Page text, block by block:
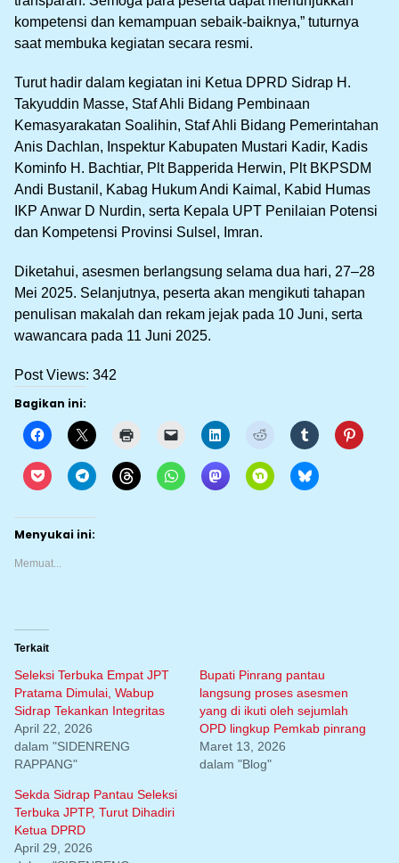
kompetensi dan kemampuan sebaik-baiknya,” tuturnya
saat membuka kegiatan secara resmi.
Turut hadir dalam kegiatan ini Ketua DPRD Sidrap H.
Takyuddin Masse, Staf Ahli Bidang Pembinaan
Kemasyarakatan Soalihin, Staf Ahli Bidang Pemerintahan
Anis Dachlan, Inspektur Kabupaten Mustari Kadir, Kadis
Kominfo H. Bachtiar, Plt Bapperida Herwin, Plt BKPSDM
Andi Bustanil, Kabag Hukum Andi Kaimal, Kabid Humas
IKP Anwar D Nurdin, serta Kepala UPT Penilaian Potensi
dan Kompetensi Provinsi Sulsel, Imran.
Diketahui, asesmen berlangsung selama dua hari, 27–28
Mei 2025. Selanjutnya, peserta akan mengikuti tahapan
penulisan makalah dan rekam jejak pada 10 Juni, serta
wawancara pada 11 Juni 2025.
Post Views: 342
Bagikan ini:
Menyukai ini:
Memuat...
Terkait
Seleksi Terbuka Empat JPT
Pratama Dimulai, Wabup
Sidrap Tekankan Integritas
April 22, 2026
dalam "SIDENRENG
RAPPANG"
Bupati Pinrang pantau
langsung proses asesmen
yang di ikuti oleh sejumlah
OPD lingkup Pemkab pinrang
Maret 13, 2026
dalam "Blog"
Sekda Sidrap Pantau Seleksi
Terbuka JPTP, Turut Dihadiri
Ketua DPRD
April 29, 2026